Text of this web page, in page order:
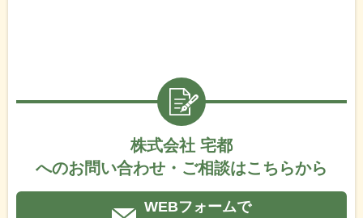
株式会社 宅都
へのお問い合わせ・ご相談はこちらから
WEBフォームで